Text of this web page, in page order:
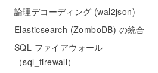
論理デコーディング (wal2json)
Elasticsearch (ZomboDB) の統合
SQL ファイアウォール
（sql_firewall）